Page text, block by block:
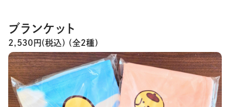
ブランケット
2,530円(税込) (全2種)